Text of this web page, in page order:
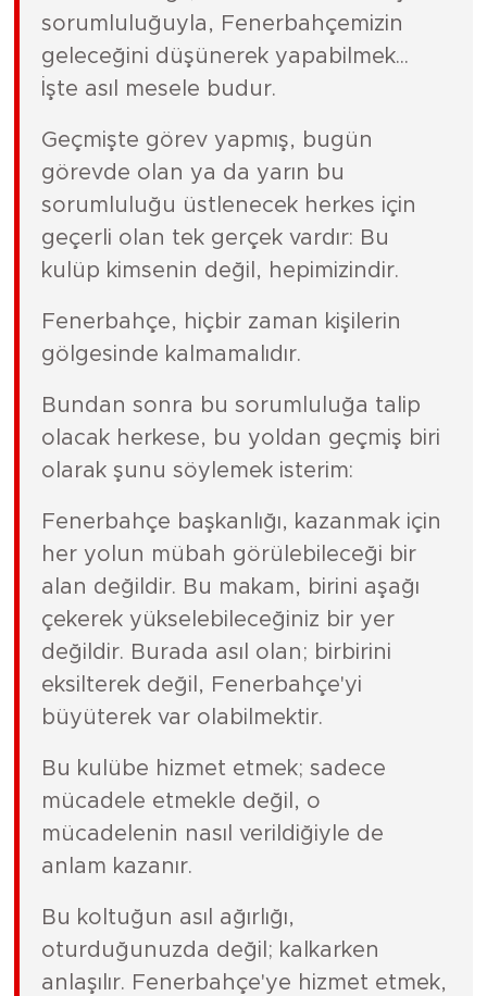
sorumluluğuyla, Fenerbahçemizin
geleceğini düşünerek yapabilmek...
İşte asıl mesele budur.
Geçmişte görev yapmış, bugün
görevde olan ya da yarın bu
sorumluluğu üstlenecek herkes için
geçerli olan tek gerçek vardır: Bu
kulüp kimsenin değil, hepimizindir.
Fenerbahçe, hiçbir zaman kişilerin
gölgesinde kalmamalıdır.
Bundan sonra bu sorumluluğa talip
olacak herkese, bu yoldan geçmiş biri
olarak şunu söylemek isterim:
Fenerbahçe başkanlığı, kazanmak için
her yolun mübah görülebileceği bir
alan değildir. Bu makam, birini aşağı
çekerek yükselebileceğiniz bir yer
değildir. Burada asıl olan; birbirini
eksilterek değil, Fenerbahçe'yi
büyüterek var olabilmektir.
Bu kulübe hizmet etmek; sadece
mücadele etmekle değil, o
mücadelenin nasıl verildiğiyle de
anlam kazanır.
Bu koltuğun asıl ağırlığı,
oturduğunuzda değil; kalkarken
anlaşılır. Fenerbahçe'ye hizmet etmek,